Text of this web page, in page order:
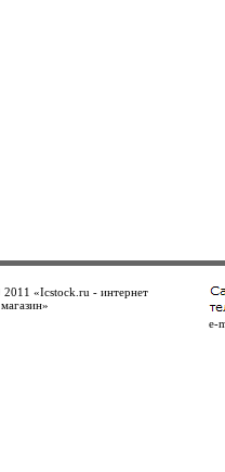
2011 «Icstock.ru - интернет
магазин»
e-